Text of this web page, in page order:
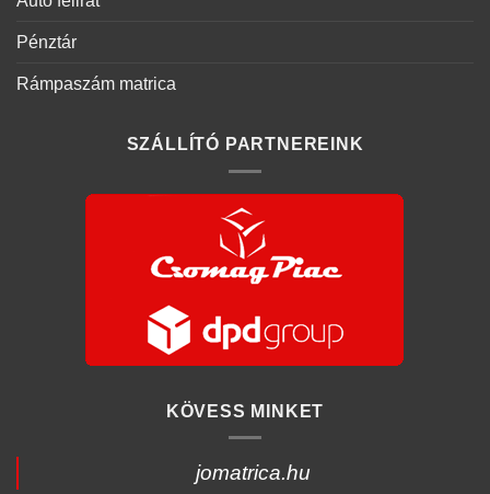
Pénztár
Rámpaszám matrica
SZÁLLÍTÓ PARTNEREINK
KÖVESS MINKET
jomatrica.hu